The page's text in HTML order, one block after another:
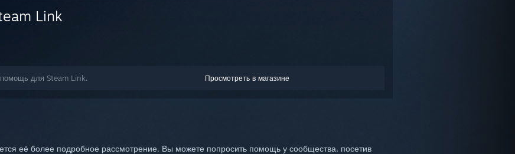
Link
Просмотреть в магазине
помощь для Steam Link.
её более подробное рассмотрение. Вы можете попросить помощь у сообщества, посетив